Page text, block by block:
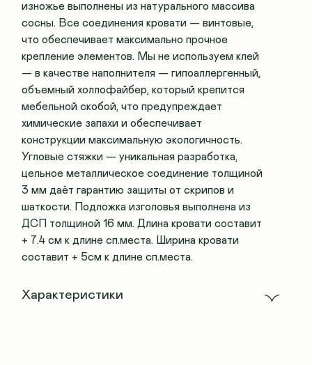
изножье выполнены из натурального массива
сосны. Все соединения кровати — винтовые,
что обеспечивает максимально прочное
крепление элементов. Мы не используем клей
— в качестве наполнителя — гипоаллергенный,
объемный холлофайбер, который крепится
мебельной скобой, что предупреждает
химические запахи и обеспечивает
конструкции максимальную экологичность.
Угловые стяжки — уникальная разработка,
цельное металлическое соединение толщиной
3 мм даёт гарантию защиты от скрипов и
шаткости. Подложка изголовья выполнена из
ДСП толщиной 16 мм. Длина кровати составит
+ 7.4 см к длине сп.места. Ширина кровати
составит + 5см к длине сп.места.
Характеристики